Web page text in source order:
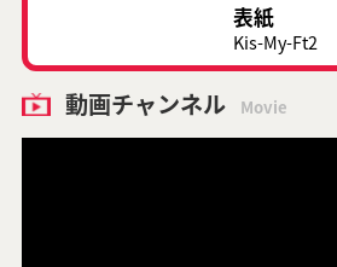
表紙
Kis-My-Ft2
動画チャンネル Movie